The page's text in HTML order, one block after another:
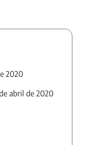
2020
abril de 2020